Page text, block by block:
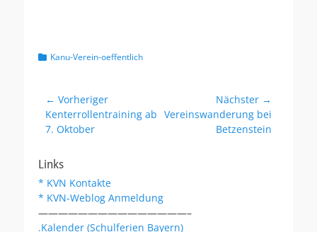
Kategorien
Kanu-Verein-oeffentlich
Beitragsnavigation
← Vorheriger
Vorheriger
Beitrag:
Kenterrollentraining ab
7. Oktober
Nächster →
Nächster
Vereinswanderung bei
Betzenstein
Links
* KVN Kontakte
* KVN-Weblog Anmeldung
———————————————–
.Kalender (Schulferien Bayern)